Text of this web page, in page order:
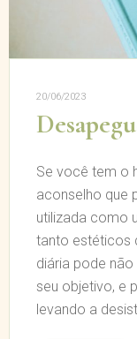
20/06/2023
Se você tem o
aconselho que
utilizada como
tanto estéticos
diária pode
seu objetivo, e
levando a